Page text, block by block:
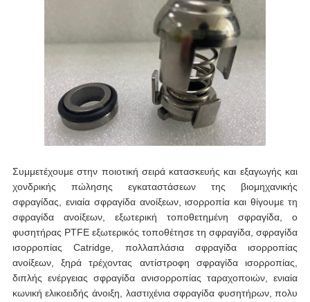
Συμμετέχουμε στην ποιοτική σειρά κατασκευής και εξαγωγής και
χονδρικής πώλησης εγκαταστάσεων της βιομηχανικής
σφραγίδας, ενιαία σφραγίδα ανοίξεων, ισορροπία και θίγουμε τη
σφραγίδα ανοίξεων, εξωτερική τοποθετημένη σφραγίδα, ο
φυσητήρας PTFE εξωτερικός τοποθέτησε τη σφραγίδα, σφραγίδα
ισορροπίας Catridge, πολλαπλάσια σφραγίδα ισορροπίας
ανοίξεων, ξηρά τρέχοντας αντίστροφη σφραγίδα ισορροπίας,
διπλής ενέργειας σφραγίδα ανισορροπίας ταραχοποιών, ενιαία
κωνική ελικοειδής άνοιξη, λαστιχένια σφραγίδα φυσητήρων, πολυ